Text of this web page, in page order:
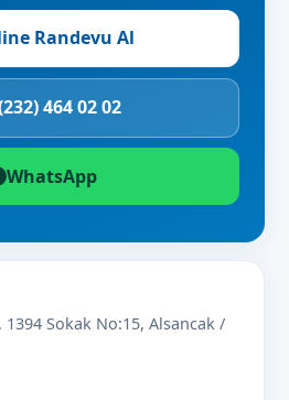
Randevu Al
464 02 02
WhatsApp
Sokak No:15, Alsancak /